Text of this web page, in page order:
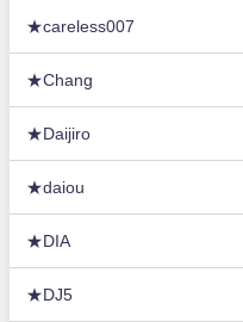
★careless007
★Chang
★Daijiro
★daiou
★DIA
★DJ5